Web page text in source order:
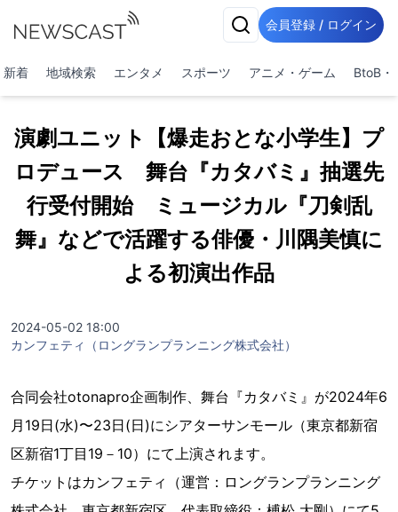
会員登録 / ログイン
新着 地域検索 エンタメ スポーツ アニメ・ゲーム BtoB・
演劇ユニット【爆走おとな小学生】プ
ロデュース 舞台『カタバミ』抽選先
行受付開始 ミュージカル『刀剣乱
舞』などで活躍する俳優・川隅美慎に
よる初演出作品
2024-05-02 18:00
カンフェティ（ロングランプランニング株式会社）
合同会社otonapro企画制作、舞台『カタバミ』が2024年6
月19日(水)〜23日(日)にシアターサンモール（東京都新宿
区新宿1丁目19－10）にて上演されます。
チケットはカンフェティ（運営：ロングランプランニング